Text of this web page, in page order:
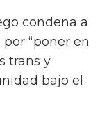
condena a
“poner en
trans y
bajo el